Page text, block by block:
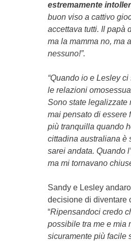
estremamente
buon viso a cattivo
accettava tutti. Il papà
ma la mamma no, ma
nessuno!”.
“Quando io e Lesley
le relazioni
Sono state legalizzate
mai pensato di essere
più tranquilla quando
cittadina australiana è
sarei andata. Quando
ma mi tornavano
Sandy e Lesley
decisione di diventare
“Ripensandoci credo
possibile tra me e mia
sicuramente più facile